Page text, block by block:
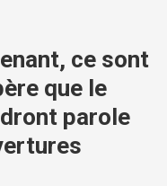
ce sont
que le
parole